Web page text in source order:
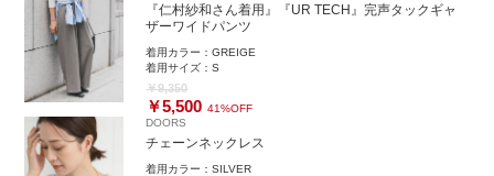
『仁村紗和さん着用』『UR TECH』完声タックギャ
ザーワイドパンツ
着用カラー：GREIGE
着用サイズ：S
￥9,350
￥5,500 41%OFF
DOORS
チェーンネックレス
着用カラー：SILVER